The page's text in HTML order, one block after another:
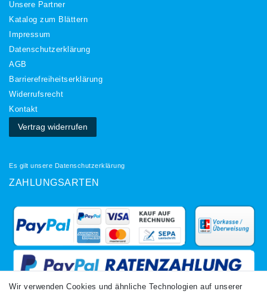
Unsere Partner
Katalog zum Blättern
Impressum
Daten­schutz­erklärung
AGB
Barrierefreiheitserklärung
Widerrufs­recht
Kontakt
Vertrag widerrufen
Es gilt unsere Datenschutzerklärung
ZAHLUNGSARTEN
Wir verwenden Cookies und ähnliche Technologien auf unserer